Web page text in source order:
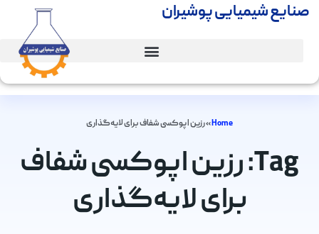
صنایع شیمیایی پوشیران
Home
»رزین اپوکسی شفاف برای لایه‌گذاری
Tag: رزین اپوکسی شفاف
برای لایه‌گذاری